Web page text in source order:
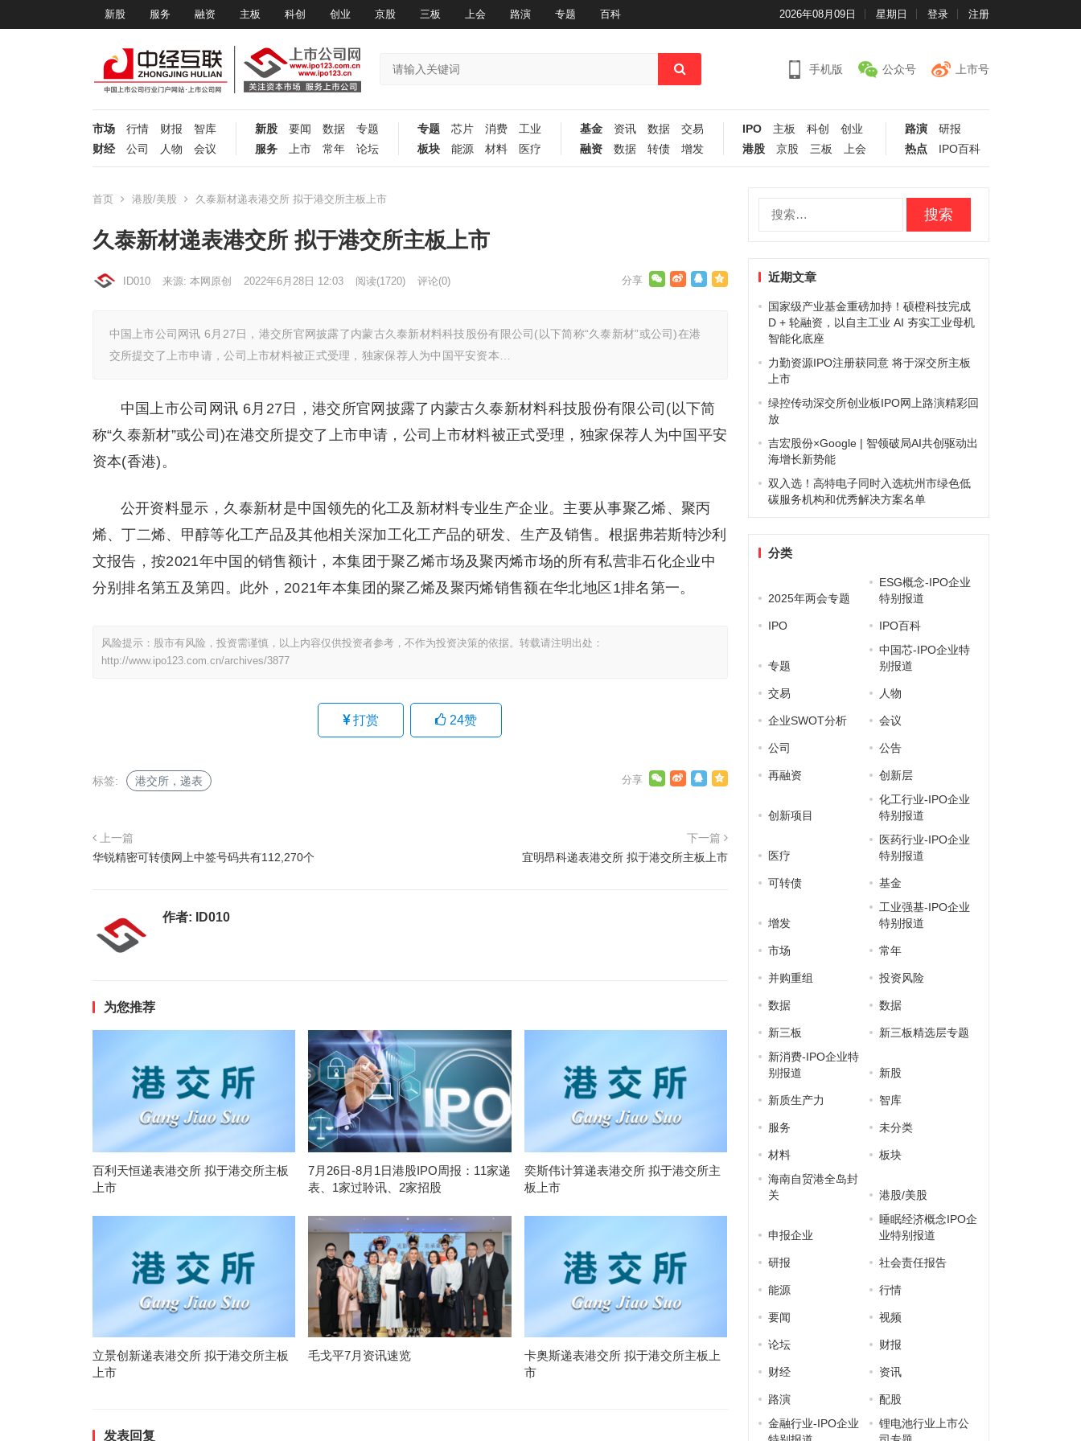
新股 服务 融资 主板 科创 创业 京股 三板 上会 路演 专题 百科 2026年08月09日 星期日 登录 注册
手机版 公众号 上市号
市场 行情 财报
智库
财经
公司 人物 会议
新股 要闻 数据
专题
服务
上市 常年 论坛
专题 芯片 消费
工业
板块
能源 材料 医疗
基金 资讯 数据
交易
融资
数据 转债 增发
IPO 主板 科创
创业
港股
京股 三板 上会
路演
研报
热点
IPO百科
首页 港股/美股 久泰新材递表港交所 拟于港交所主板上市
久泰新材递表港交所 拟于港交所主板上市
ID010 来源: 本网原创 2022年6月28日 12:03 阅读(1720) 评论(0)
中国上市公司网讯 6月27日，港交所官网披露了内蒙古久泰新材料科技股份有限公司(以下简称“久泰新材”或公司)在港
交所提交了上市申请，公司上市材料被正式受理，独家保荐人为中国平安资本…
中国上市公司网讯 6月27日，港交所官网披露了内蒙古久泰新材料科技股份有限公司(以下简
称“久泰新材”或公司)在港交所提交了上市申请，公司上市材料被正式受理，独家保荐人为中国平安
资本(香港)。
公开资料显示，久泰新材是中国领先的化工及新材料专业生产企业。主要从事聚乙烯、聚丙
烯、丁二烯、甲醇等化工产品及其他相关深加工化工产品的研发、生产及销售。根据弗若斯特沙利
文报告，按2021年中国的销售额计，本集团于聚乙烯市场及聚丙烯市场的所有私营非石化企业中
分别排名第五及第四。此外，2021年本集团的聚乙烯及聚丙烯销售额在华北地区1排名第一。
风险提示：股市有风险，投资需谨慎，以上内容仅供投资者参考，不作为投资决策的依据。转载请注明出处：
http://www.ipo123.com.cn/archives/3877
打赏 24赞
标签: 港交所，递表
上一篇
华锐精密可转债网上中签号码共有112,270个
下一篇
宜明昂科递表港交所 拟于港交所主板上市
作者: ID010
为您推荐
百利天恒递表港交所 拟于港交所主板
上市
7月26日-8月1日港股IPO周报：11家递
表、1家过聆讯、2家招股
奕斯伟计算递表港交所 拟于港交所主
板上市
立景创新递表港交所 拟于港交所主板
上市
毛戈平7月资讯速览
卡奥斯递表港交所 拟于港交所主板上
市
发表回复
近期文章
国家级产业基金重磅加持！硕橙科技完成
D + 轮融资，以自主工业 AI 夯实工业母机
智能化底座
力勤资源IPO注册获同意 将于深交所主板
上市
绿控传动深交所创业板IPO网上路演精彩回
放
吉宏股份×Google | 智领破局AI共创驱动出
海增长新势能
双入选！高特电子同时入选杭州市绿色低
碳服务机构和优秀解决方案名单
分类
2025年两会专题
ESG概念-IPO企业
特别报道
IPO IPO百科
专题
中国芯-IPO企业特
别报道
交易 人物
企业SWOT分析 会议
公司 公告
再融资 创新层
创新项目
化工行业-IPO企业
特别报道
医疗
医药行业-IPO企业
特别报道
可转债 基金
增发
工业强基-IPO企业
特别报道
市场 常年
并购重组 投资风险
数据 数据
新三板
新三板精选层专题
新消费-IPO企业特
别报道
新股
新质生产力 智库
服务 未分类
材料
板块
海南自贸港全岛封
关
港股/美股
申报企业
睡眠经济概念IPO企
业特别报道
研报 社会责任报告
能源 行情
要闻 视频
论坛 财报
财经 资讯
路演
配股
金融行业-IPO企业
锂电池行业上市公